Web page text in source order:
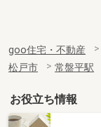
goo住宅・不動産
松戸市
常盤平駅
お役立ち情報